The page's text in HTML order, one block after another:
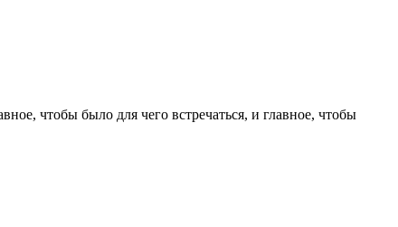
чтобы было для чего встречаться, и главное, чтобы